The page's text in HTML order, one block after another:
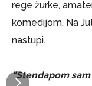
rege žurke,
komedijom. Na
nastupi.
“Stendapom